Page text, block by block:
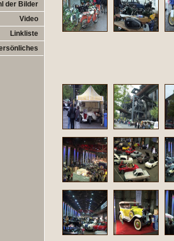
der Bilder
Video
Linkliste